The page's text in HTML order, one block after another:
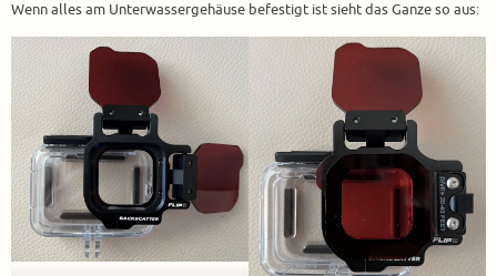
Wenn alles am Unterwassergehäuse befestigt ist sieht das Ganze so aus: